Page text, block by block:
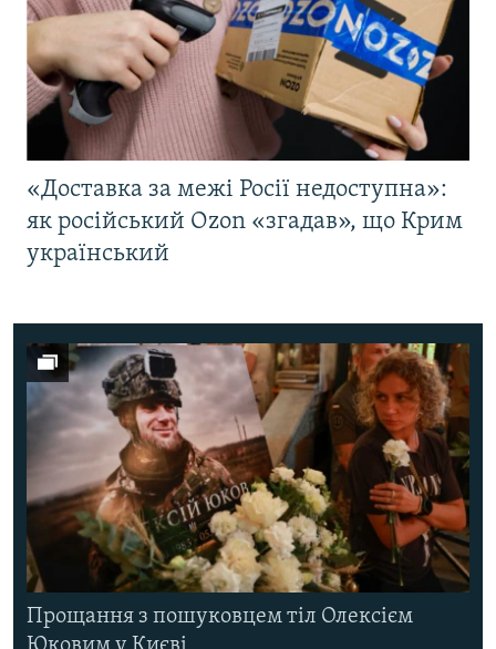
«Доставка за межі Росії недоступна»:
як російський Ozon «згадав», що Крим
український
Прощання з пошуковцем тіл Олексієм